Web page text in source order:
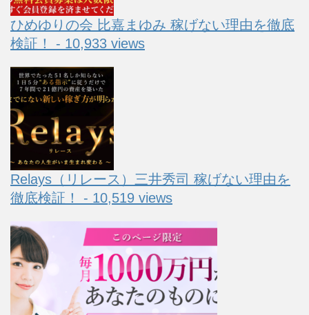
ひめゆりの会 比嘉まゆみ 稼げない理由を徹底
検証！ - 10,933 views
Relays（リレース）三井秀司 稼げない理由を
徹底検証！ - 10,519 views